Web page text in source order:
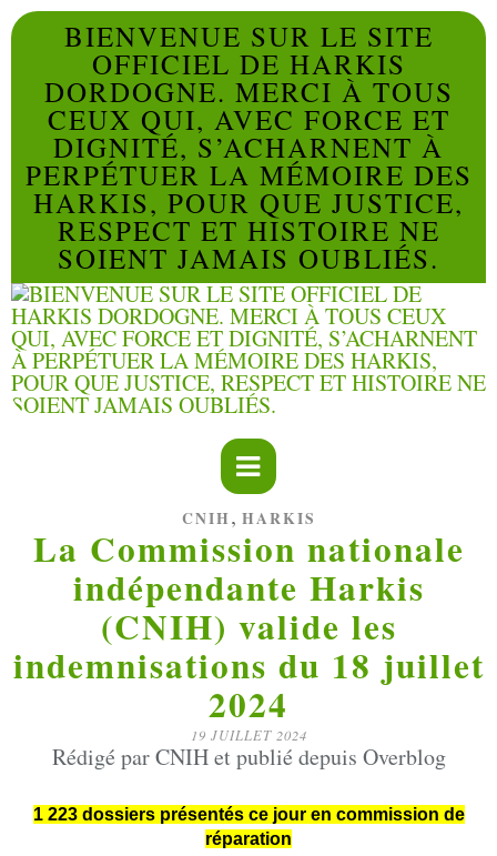
BIENVENUE SUR LE SITE
OFFICIEL DE HARKIS
DORDOGNE. MERCI À TOUS
CEUX QUI, AVEC FORCE ET
DIGNITÉ, S’ACHARNENT À
PERPÉTUER LA MÉMOIRE DES
HARKIS, POUR QUE JUSTICE,
RESPECT ET HISTOIRE NE
SOIENT JAMAIS OUBLIÉS.
CNIH , HARKIS
La Commission nationale
indépendante Harkis
(CNIH) valide les
indemnisations du 18 juillet
2024
19 JUILLET 2024
Rédigé par CNIH et publié depuis Overblog
1 223 dossiers présentés ce jour en commission de
réparation